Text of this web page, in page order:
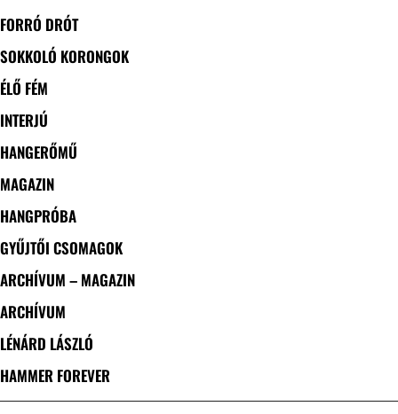
FORRÓ DRÓT
SOKKOLÓ KORONGOK
ÉLŐ FÉM
INTERJÚ
HANGERŐMŰ
MAGAZIN
HANGPRÓBA
GYŰJTŐI CSOMAGOK
ARCHÍVUM – MAGAZIN
ARCHÍVUM
LÉNÁRD LÁSZLÓ
HAMMER FOREVER